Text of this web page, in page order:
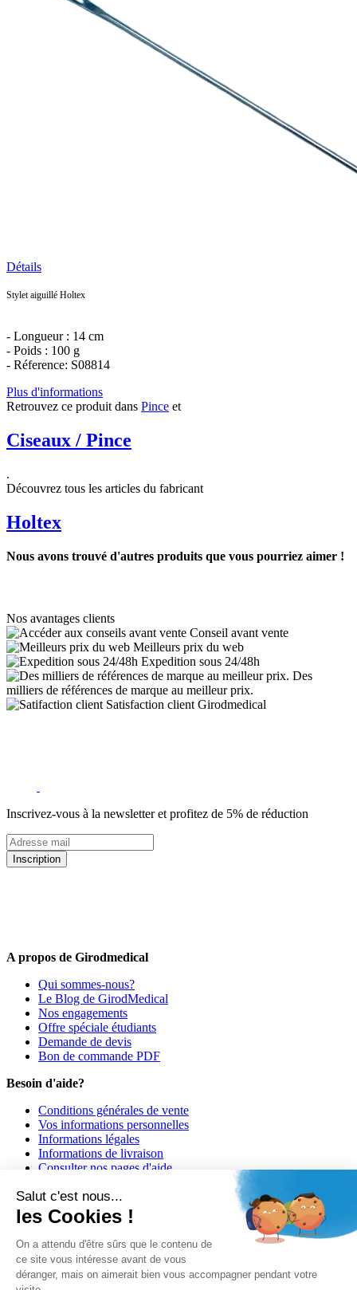
Détails
Stylet aiguillé Holtex
- Longueur : 14 cm
- Poids : 100 g
- Réference: S08814
Plus d'informations
Retrouvez ce produit dans Pince et
Ciseaux / Pince
.
Découvrez tous les articles du fabricant
Holtex
Nous avons trouvé d'autres produits que vous pourriez aimer !
Nos avantages clients
Conseil avant vente
Meilleurs prix du web
Expedition sous 24/48h
Des
milliers de références de marque au meilleur prix.
Satisfaction client Girodmedical
Inscrivez-vous à la newsletter et profitez de 5% de réduction
Inscription
A propos de Girodmedical
Qui sommes-nous?
Le Blog de GirodMedical
Nos engagements
Offre spéciale étudiants
Demande de devis
Bon de commande PDF
Besoin d'aide?
Conditions générales de vente
Vos informations personnelles
Informations légales
Informations de livraison
Consulter nos pages d'aide
Girodmedical est également présent dans 23 pays
© 2026 Girodmedical. Tous droits réservés.
Paiement 100 % sécurisé !
Salut c'est nous...
les Cookies !
On a attendu d'être sûrs que le contenu de
ce site vous intéresse avant de vous
déranger, mais on aimerait bien vous accompagner pendant votre